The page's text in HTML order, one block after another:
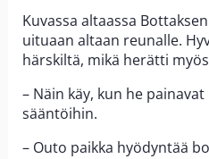
Kuvassa altaassa
uituaan altaan reunalle.
härskiltä, mikä herätti
– Näin käy, kun he
sääntöihin.
– Outo paikka hyödyntää